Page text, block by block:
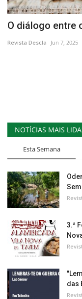
O diálogo entre
Revista Descla Jun 7, 2025
NOTÍCIAS MAIS
Esta Semana
3.ª
das